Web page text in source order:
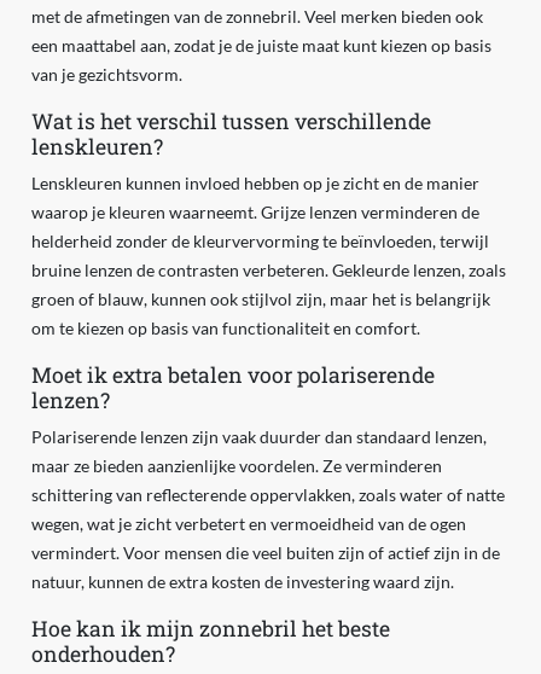
met de afmetingen van de zonnebril. Veel merken bieden ook
een maattabel aan, zodat je de juiste maat kunt kiezen op basis
van je gezichtsvorm.
Wat is het verschil tussen verschillende
lenskleuren?
Lenskleuren kunnen invloed hebben op je zicht en de manier
waarop je kleuren waarneemt. Grijze lenzen verminderen de
helderheid zonder de kleurvervorming te beïnvloeden, terwijl
bruine lenzen de contrasten verbeteren. Gekleurde lenzen, zoals
groen of blauw, kunnen ook stijlvol zijn, maar het is belangrijk
om te kiezen op basis van functionaliteit en comfort.
Moet ik extra betalen voor polariserende
lenzen?
Polariserende lenzen zijn vaak duurder dan standaard lenzen,
maar ze bieden aanzienlijke voordelen. Ze verminderen
schittering van reflecterende oppervlakken, zoals water of natte
wegen, wat je zicht verbetert en vermoeidheid van de ogen
vermindert. Voor mensen die veel buiten zijn of actief zijn in de
natuur, kunnen de extra kosten de investering waard zijn.
Hoe kan ik mijn zonnebril het beste
onderhouden?